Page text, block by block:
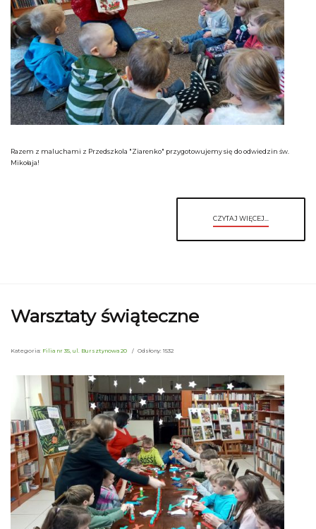
Razem z maluchami z Przedszkola "Ziarenko" przygotowujemy się do odwiedzin św.
Mikołaja!
CZYTAJ WIĘCEJ...
Warsztaty świąteczne
Kategoria: Filia nr 35, ul. Bursztynowa 20 Odsłony: 1532